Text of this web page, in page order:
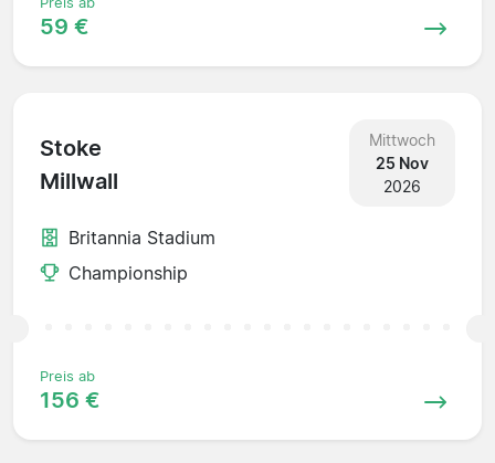
59 €
Stoke
Millwall
Mittwoch
25 Nov
2026
Britannia Stadium
Championship
Preis ab
156 €